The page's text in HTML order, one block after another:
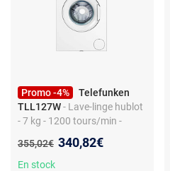
Promo -4%
Telefunken
TLL127W- Lave-linge hublot
- 7 kg - 1200 tours/min -
Ancien prix :
355,02€ Nouveau prix :
340,82€
En stock